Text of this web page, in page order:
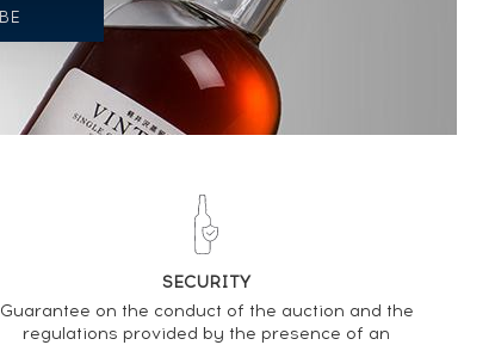
SECURITY
Guarantee on the conduct of the auction and the
regulations provided by the presence of an